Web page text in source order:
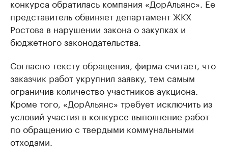
конкурса обратилась компания «ДорАльянс». Ее
представитель обвиняет департамент ЖКХ
Ростова в нарушении закона о закупках и
бюджетного законодательства.
Согласно тексту обращения, фирма считает, что
заказчик работ укрупнил заявку, тем самым
ограничив количество участников аукциона.
Кроме того, «ДорАльянс» требует исключить из
условий участия в конкурсе выполнение работ
по обращению с твердыми коммунальными
отходами.